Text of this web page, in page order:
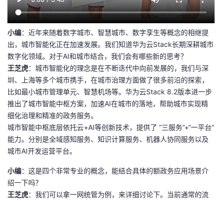
博
客
的
论
坛
我
的
圈
子
我
的
直
播
我
的
活
动
我
的
关
我
的
发
我
Programs
的
小编：近年来随着数字城市、智慧城市、数字孪生等概念的相继提
出，城市智能化正在加速发展。我们知道华为云Stack长期深耕城市
数字化领域。对于AI和城市结合，我们会有哪些新的思考？
王芝虎：城市智能化的理念是在不断迭代中向前发展的，我们与深
圳、上海等多个城市携手，在城市治理方面做了很多前沿的探索，
比如最小城市管理单元、智慧机场等。华为云Stack 8.2版本进一步
推出了城市智能中枢方案，加速AI在城市的落地，帮助城市实现精
细化治理和精准的政务服务。
城市智能中枢底层依托云+AI等创新技术，提供了 “三服务”+“一平台”
能力。分别是全域感知服务、知识计算服务、机器人协同服务以及
城市AI开发运营平台。
小编：这是四个非常专业的概念，能结合具体的额政务应用场景介
绍一下吗？
王芝虎：我们可以拿一网统管为例，来详细讨论下。当前通常的流